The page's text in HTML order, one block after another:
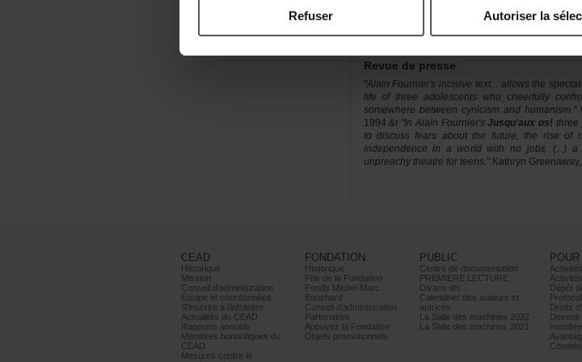
Refuser
Revuedepresse
somewherebetweencynicismandhumanism."
1994.&r "InAlainFournier'sJusqu'auxos!
unpreachytheatreforteens."KathrynGreenaway,
CEAD
Historique
Mission
Conseild’administration
Équipeetcoordonnées
S’inscrireàl’infolettre
ActualitésduCEAD
Rapportsannuels
Membreshonorifiquesdu
CEAD
Mesurescontrele
FONDATION
Historique
PrixdelaFondation
FondsMichelMarc
Bouchard
Conseild’administration
Partenaires
AppuyezlaFondation
Objetspromotionnels
PUBLIC
Centrededocumentation
PREMIÈRELECTURE
Divans-lits
Calendrierdesauteurset
autrices
LaSalledesmachines2022
LaSalledesmachines2021
membre